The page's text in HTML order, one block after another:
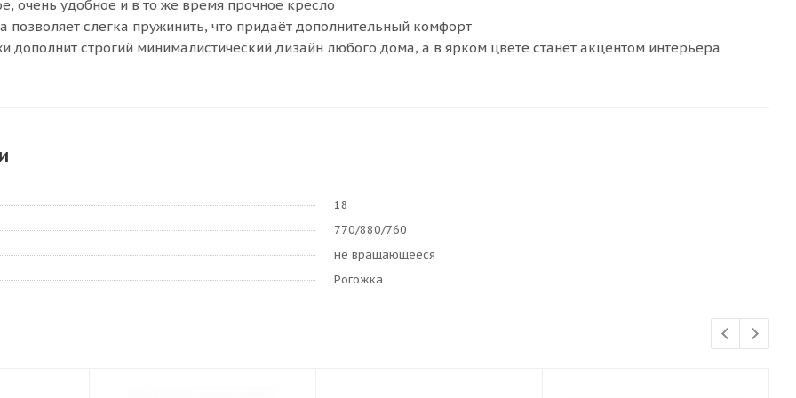
очень удобное и в то же время прочное кресло
позволяет слегка пружинить, что придаёт дополнительный комфорт
дополнит строгий минималистический дизайн любого дома, а в ярком цвете станет акцентом интерьера
18
770/880/760
не вращающееся
Рогожка